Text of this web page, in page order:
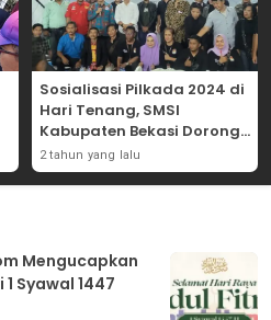
Sosialisasi Pilkada 2024 di
Hari Tenang, SMSI
Kabupaten Bekasi Dorong
Angka Partisipasi
Masyarakat
2 tahun yang lalu
Mengucapkan
Syawal 1447